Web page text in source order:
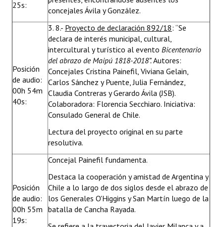
25s:
concejales Ávila y González.
Posición
de audio:
00h 54m
40s:
3. 8.- Proyecto de declaración 892/18: “Se
declara de interés municipal, cultural,
intercultural y turístico al evento Bicentenario
del abrazo de Maipú 1818-2018”.Autores:
Concejales Cristina Painefil, Viviana Gelain,
Carlos Sánchez y Puente, Julia Fernández,
Claudia Contreras y Gerardo Ávila (JSB).
Colaboradora: Florencia Secchiaro. Iniciativa:
Consulado General de Chile.
Lectura del proyecto original en su parte
resolutiva.
Posición
de audio:
00h 55m
19s:
Concejal Painefil fundamenta.
Destaca la cooperación y amistad de Argentina y
Chile a lo largo de dos siglos desde el abrazo de
los Generales O'Higgins y San Martín luego de la
batalla de Cancha Rayada.